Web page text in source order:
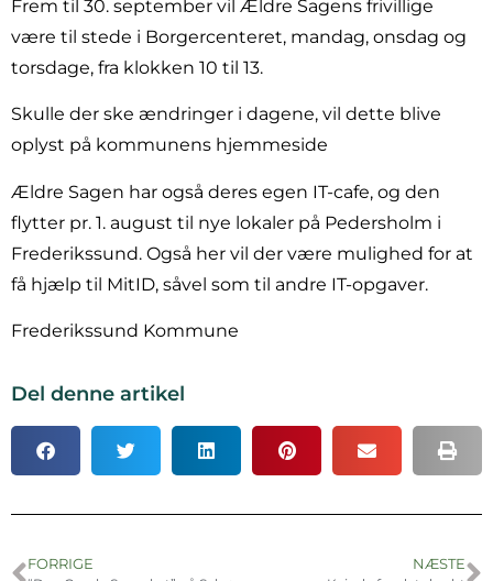
Frem til 30. september vil Ældre Sagens frivillige
være til stede i Borgercenteret, mandag, onsdag og
torsdage, fra klokken 10 til 13.
Skulle der ske ændringer i dagene, vil dette blive
oplyst på kommunens hjemmeside
Ældre Sagen har også deres egen IT-cafe, og den
flytter pr. 1. august til nye lokaler på Pedersholm i
Frederikssund. Også her vil der være mulighed for at
få hjælp til MitID, såvel som til andre IT-opgaver.
Frederikssund Kommune
Del denne artikel
FORRIGE
NÆSTE